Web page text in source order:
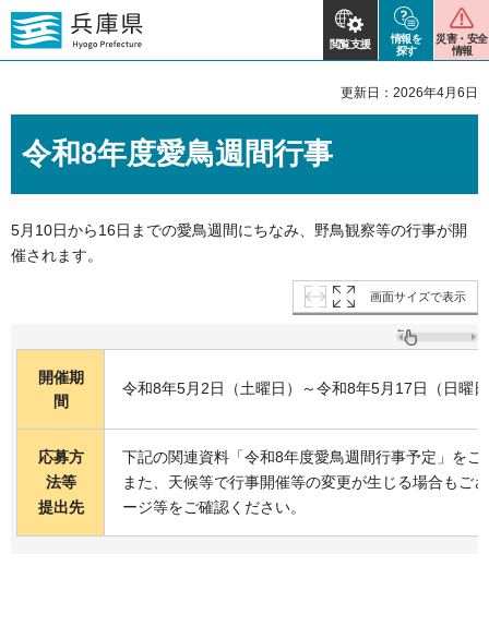
閲覧支援
情報を
探す
災害・安全
情報
更新日：2026年4月6日
令和8年度愛鳥週間行事
5月10日から16日までの愛鳥週間にちなみ、野鳥観察等の行事が開
催されます。
画面サイズで表示
開催期
間
令和8年5月2日（土曜日）～令和8年5月17日（日曜
応募方
法等
提出先
下記の関連資料「令和8年度愛鳥週間行事予定」を
また、天候等で行事開催等の変更が生じる場合もご
ージ等をご確認ください。